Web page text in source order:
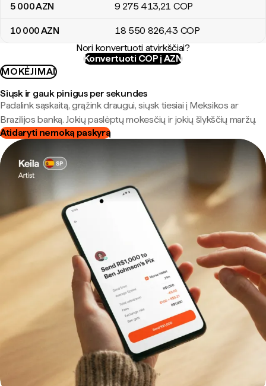
5 000AZN 9 275 413,21 COP
10 000AZN 18 550 826,43 COP
Nori konvertuoti atvirkščiai?
Konvertuoti COP į AZN
MOKĖJIMAI
Siųsk ir gauk pinigus per sekundes
Padalink sąskaitą, grąžink draugui, siųsk tiesiai į Meksikos ar
Brazilijos banką. Jokių paslėptų mokesčių ir jokių šlykščių maržų.
Atidaryti nemoką paskyrą